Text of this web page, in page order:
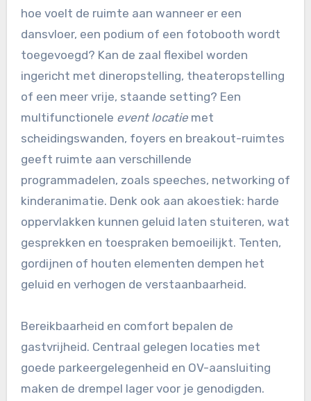
hoe voelt de ruimte aan wanneer er een
dansvloer, een podium of een fotobooth wordt
toegevoegd? Kan de zaal flexibel worden
ingericht met dineropstelling, theateropstelling
of een meer vrije, staande setting? Een
multifunctionele event locatiemet
scheidingswanden, foyers en breakout-ruimtes
geeft ruimte aan verschillende
programmadelen, zoals speeches, networking of
kinderanimatie. Denk ook aan akoestiek: harde
oppervlakken kunnen geluid laten stuiteren, wat
gesprekken en toespraken bemoeilijkt. Tenten,
gordijnen of houten elementen dempen het
geluid en verhogen de verstaanbaarheid.
Bereikbaarheid en comfort bepalen de
gastvrijheid. Centraal gelegen locaties met
goede parkeergelegenheid en OV-aansluiting
maken de drempel lager voor je genodigden.